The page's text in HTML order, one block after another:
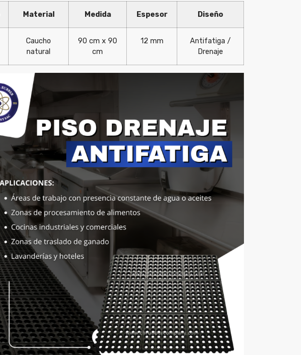
Material Medida Espesor Diseño
Caucho
natural
90 cm x 90
cm
12 mm
Antifatiga /
Drenaje